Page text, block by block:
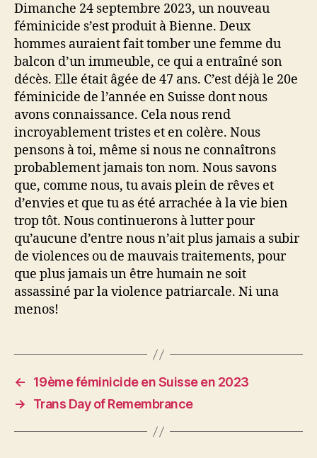
Dimanche 24 septembre 2023, un nouveau
féminicide s’est produit à Bienne. Deux
hommes auraient fait tomber une femme du
balcon d’un immeuble, ce qui a entraîné son
décès. Elle était âgée de 47 ans. C’est déjà le 20e
féminicide de l’année en Suisse dont nous
avons connaissance. Cela nous rend
incroyablement tristes et en colère. Nous
pensons à toi, même si nous ne connaîtrons
probablement jamais ton nom. Nous savons
que, comme nous, tu avais plein de rêves et
d’envies et que tu as été arrachée à la vie bien
trop tôt. Nous continuerons à lutter pour
qu’aucune d’entre nous n’ait plus jamais a subir
de violences ou de mauvais traitements, pour
que plus jamais un être humain ne soit
assassiné par la violence patriarcale. Ni una
menos!
←
19ème féminicide en Suisse en 2023
→
Trans Day of Remembrance